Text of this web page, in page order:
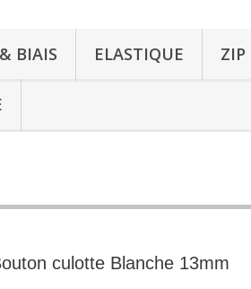
BIAIS ELASTIQUE ZIP
culotte Blanche 13mm